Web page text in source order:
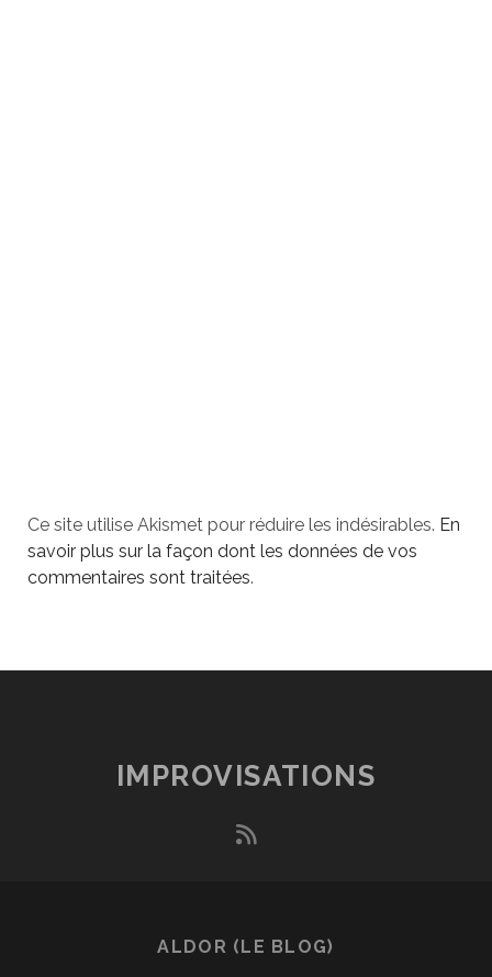
Ce site utilise Akismet pour réduire les indésirables. En
savoir plus sur la façon dont les données de vos
commentaires sont traitées.
IMPROVISATIONS
rss
ALDOR (LE BLOG)